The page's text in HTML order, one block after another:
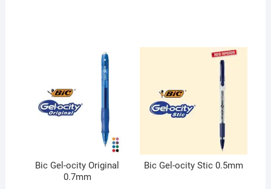
Bic Gel-ocity Original
0.7mm
Bic Gel-ocity Stic 0.5mm